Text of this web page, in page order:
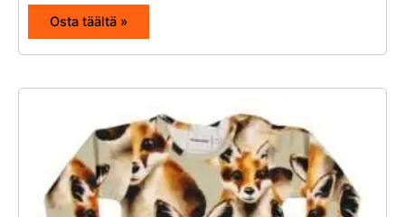
Osta täältä »